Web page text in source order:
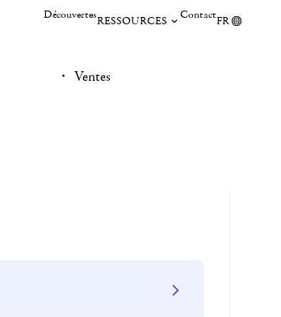
DécouvertesRESSOURCES ContactFR
Ventes